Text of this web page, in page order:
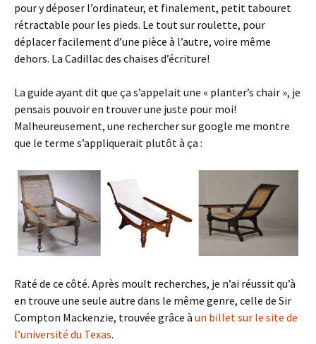
pour y déposer l’ordinateur, et finalement, petit tabouret
rétractable pour les pieds. Le tout sur roulette, pour
déplacer facilement d’une pièce à l’autre, voire même
dehors. La Cadillac des chaises d’écriture!
La guide ayant dit que ça s’appelait une « planter’s chair », je
pensais pouvoir en trouver une juste pour moi!
Malheureusement, une rechercher sur google me montre
que le terme s’appliquerait plutôt à ça :
Raté de ce côté. Après moult recherches, je n’ai réussit qu’à
en trouve une seule autre dans le même genre, celle de Sir
Compton Mackenzie, trouvée grâce à un billet sur le site de
l’université du Texas.